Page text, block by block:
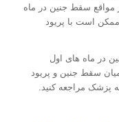
مواقع سقط جنین در ماه
است با پریود
در ماه های اول
میان سقط جنین و پریود
پزشک مراجعه کنید.